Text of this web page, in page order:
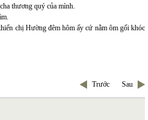
thương quý của mình.
chị Hường đêm hôm ấy cứ nằm ôm gối khóc
Trước Sau